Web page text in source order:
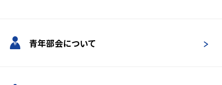
青年部会について